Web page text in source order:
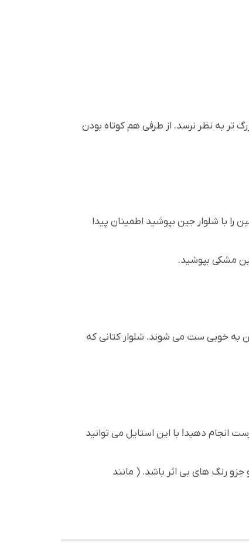
تر به نظر نرسد. از طرفی هم کوتاه بودن
با شلوار جین بپوشید اطمینان پیدا
مشکی بپوشید.
به خوبی ست می شوند. شلوار کتانی که
انجام دهید! با این استایل می توانید
رنگ های بی اثر باشد. ( مانند